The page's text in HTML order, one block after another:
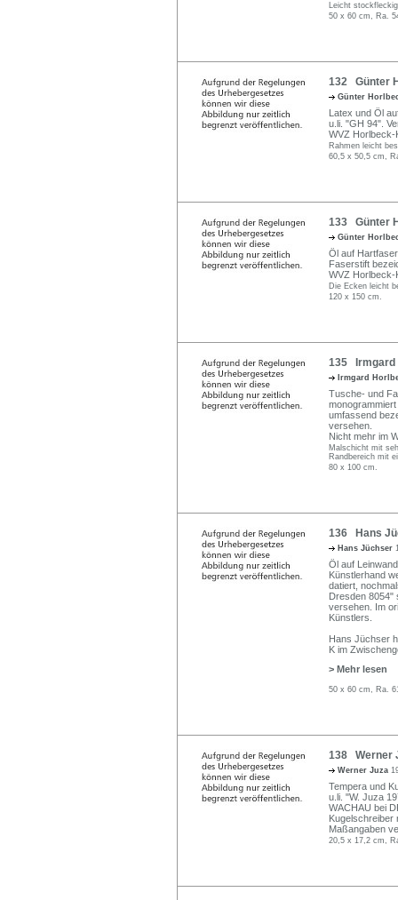
Leicht
50 x 60 cm, Ra.
132 Günter
Günter
Latex und Öl
u.li. "GH 94".
WVZ Horlbeck-
Rahmen leicht
60,5 x 50,5 cm,
133 Günter
Günter
Öl auf
Faserstift
WVZ Horlbeck-
Die Ecken leicht
120 x 150 cm.
135 Irmgard
Irmgard
Tusche- und
umfassend
versehen.
Nicht mehr im
Malschicht mit
Randbereich mit
80 x 100 cm.
136 Hans
Hans Jüchser
Öl auf
Künstlerhand
datiert,
Dresden 8054"
versehen. Im
Künstlers.
Hans Jüchser
K im
> Mehr lesen
50 x 60 cm, Ra.
138 Werner
Werner Juza
Tempera und
u.li. "W. Juza
WACHAU bei
Kugelschreiber
Maßangaben
20,5 x 17,2 cm,